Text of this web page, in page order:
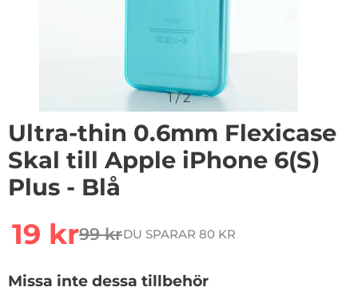
1/2
Ultra-thin 0.6mm Flexicase
Skal till Apple iPhone 6(S)
Plus - Blå
rea pris
19 krtidigare pris
99 krDU SPARAR 80 KR
Missa inte dessa tillbehör